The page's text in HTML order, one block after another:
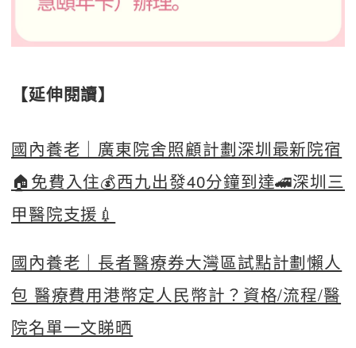
【延伸閱讀】
國內養老｜廣東院舍照顧計劃深圳最新院宿
🏠免費入住💰西九出發40分鐘到達🚄深圳三
甲醫院支援💉
國內養老｜長者醫療券大灣區試點計劃懶人
包 醫療費用港幣定人民幣計？資格/流程/醫
院名單一文睇晒